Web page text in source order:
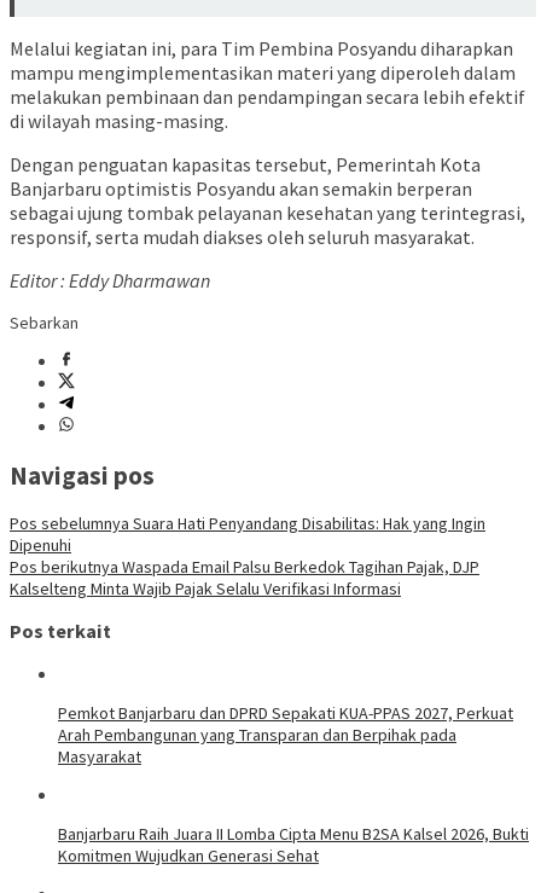
Melalui kegiatan ini, para Tim Pembina Posyandu diharapkan
mampu mengimplementasikan materi yang diperoleh dalam
melakukan pembinaan dan pendampingan secara lebih efektif
di wilayah masing-masing.
Dengan penguatan kapasitas tersebut, Pemerintah Kota
Banjarbaru optimistis Posyandu akan semakin berperan
sebagai ujung tombak pelayanan kesehatan yang terintegrasi,
responsif, serta mudah diakses oleh seluruh masyarakat.
Editor : Eddy Dharmawan
Sebarkan
Navigasi pos
Pos sebelumnya Suara Hati Penyandang Disabilitas: Hak yang Ingin
Dipenuhi
Pos berikutnya Waspada Email Palsu Berkedok Tagihan Pajak, DJP
Kalselteng Minta Wajib Pajak Selalu Verifikasi Informasi
Pos terkait
Pemkot Banjarbaru dan DPRD Sepakati KUA-PPAS 2027, Perkuat
Arah Pembangunan yang Transparan dan Berpihak pada
Masyarakat
Banjarbaru Raih Juara II Lomba Cipta Menu B2SA Kalsel 2026, Bukti
Komitmen Wujudkan Generasi Sehat